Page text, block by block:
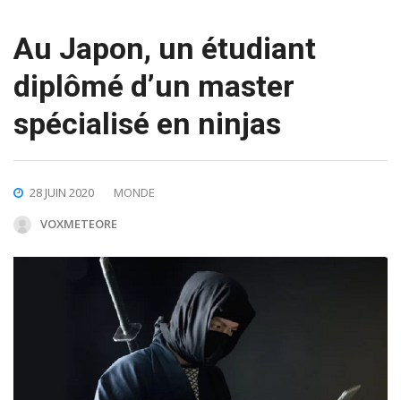
Au Japon, un étudiant
diplômé d’un master
spécialisé en ninjas
28 JUIN 2020
MONDE
VOXMETEORE